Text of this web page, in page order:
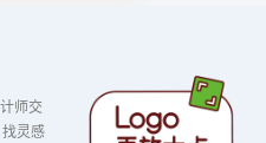
师交
灵感